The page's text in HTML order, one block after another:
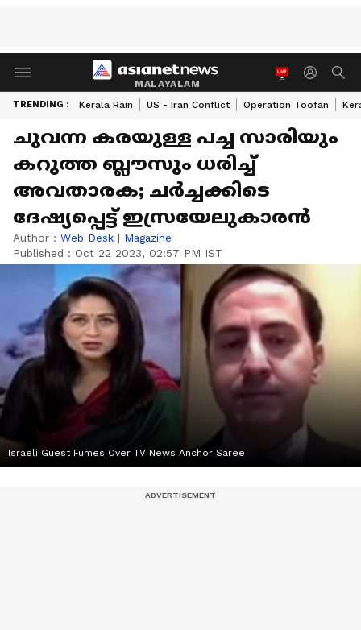
MALAYALAM
TRENDING : Kerala Rain US - Iran Conflict Operation Toofan
ചുവന്ന കരയുള്ള പച്ച സാരിയും
കറുത്ത ബ്ലൗസും ധരിച്ച്
അവതാരക; ചര്‍ച്ചക്കിടെ
ദേഷ്യപ്പെട്ട് ഇസ്രയേലുകാരന്‍
Author : Web Desk | Magazine
Published : Oct 22 2023, 02:57 PM IST
Israeli Guest Fumes Over TV News Anchor Saree